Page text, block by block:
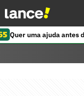
Quer uma ajuda antes